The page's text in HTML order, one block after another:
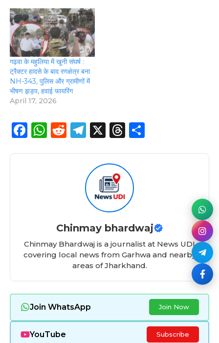
गढ़वा के महुलिया में खूनी संघर्ष :
ट्रैक्टर हादसे के बाद रणक्षेत्र बना
NH-343, पुलिस और ग्रामीणों में
भीषण झड़प, हवाई फायरिंग
April 17, 2026
F
k
W
p
R
T
g
ra
m
X
T
a
d
s
Chinmay bhardwaj
Chinmay Bhardwaj is a journalist at News UDI
covering local news from Garhwa and nearby
areas of Jharkhand.
Join WhatsApp Join Now
YouTube Subscribe